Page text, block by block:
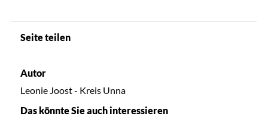
Seite teilen
Autor
Leonie Joost - Kreis Unna
Das könnte Sie auch interessieren